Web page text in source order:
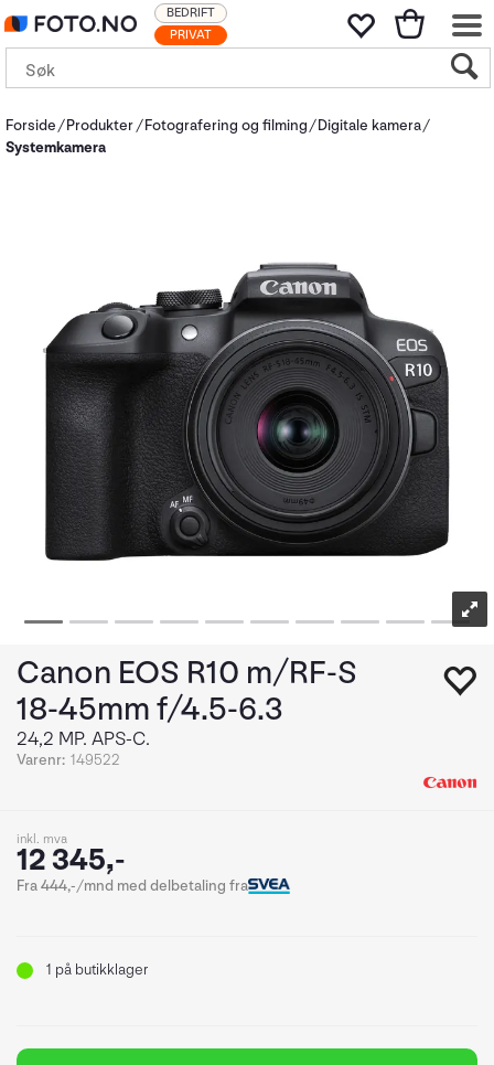
PRIVAT
BEDRIFT
Forside Produkter Fotografering og filming
Digitale kamera
Systemkamera
Canon EOS R10 m/RF-S
18-45mm f/4.5-6.3
24,2 MP. APS-C.
Varenr: 149522
inkl. mva
12 345,-
Fra 444,-/mnd med delbetaling fra
1 på butikklager